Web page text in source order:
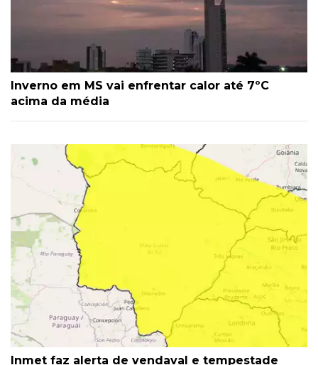
Inverno em MS vai enfrentar calor até 7ºC
acima da média
Inmet faz alerta de vendaval e tempestade